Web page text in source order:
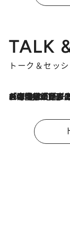
TALK
トーク＆セッ
2026.8.3
「今後値上げがあるとすれば…」「リスクがあるのは今年の冬」エネルギー専門家が語る、ホルムズ海峡封鎖が家庭にもたらす“ある心配”